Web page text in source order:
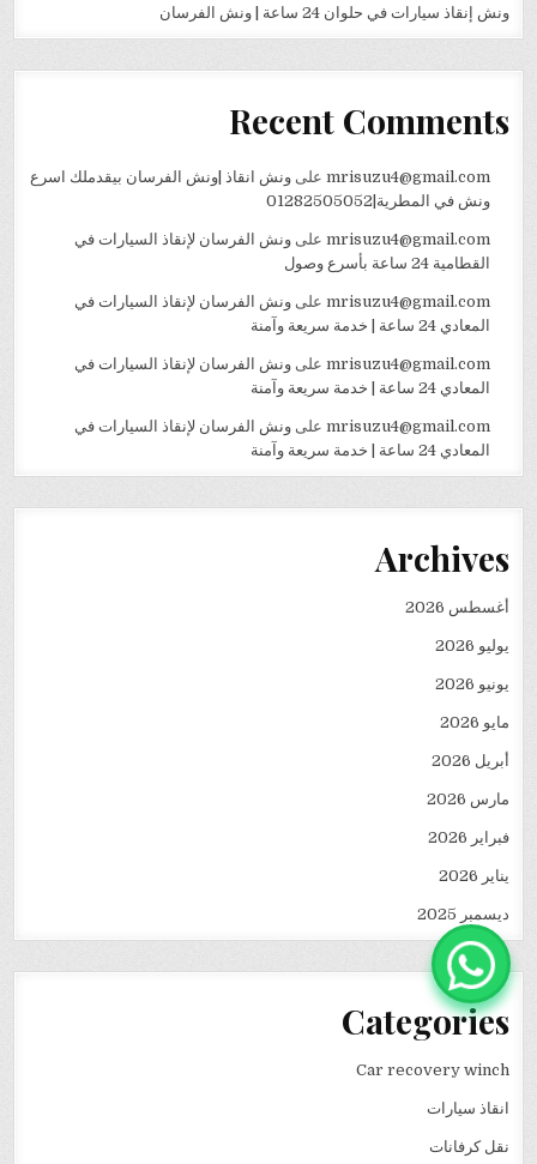
ونش إنقاذ سيارات في حلوان 24 ساعة | ونش الفرسان
Recent Comments
mrisuzu4@gmail.comعلى ونش انقاذ |ونش الفرسان بيقدملك اسرع
ونش في المطرية|01282505052
mrisuzu4@gmail.comعلى ونش الفرسان لإنقاذ السيارات في
القطامية 24 ساعة بأسرع وصول
mrisuzu4@gmail.comعلى ونش الفرسان لإنقاذ السيارات في
المعادي 24 ساعة | خدمة سريعة وآمنة
mrisuzu4@gmail.comعلى ونش الفرسان لإنقاذ السيارات في
المعادي 24 ساعة | خدمة سريعة وآمنة
mrisuzu4@gmail.comعلى ونش الفرسان لإنقاذ السيارات في
المعادي 24 ساعة | خدمة سريعة وآمنة
Archives
أغسطس 2026
يوليو 2026
يونيو 2026
مايو 2026
أبريل 2026
مارس 2026
فبراير 2026
يناير 2026
ديسمبر 2025
Categories
Car recovery winch
انقاذ سيارات
نقل كرفانات